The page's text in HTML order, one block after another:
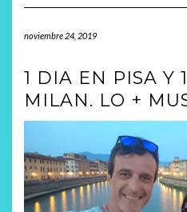
noviembre 24, 2019
1 DIA EN PISA Y
MILAN. LO +